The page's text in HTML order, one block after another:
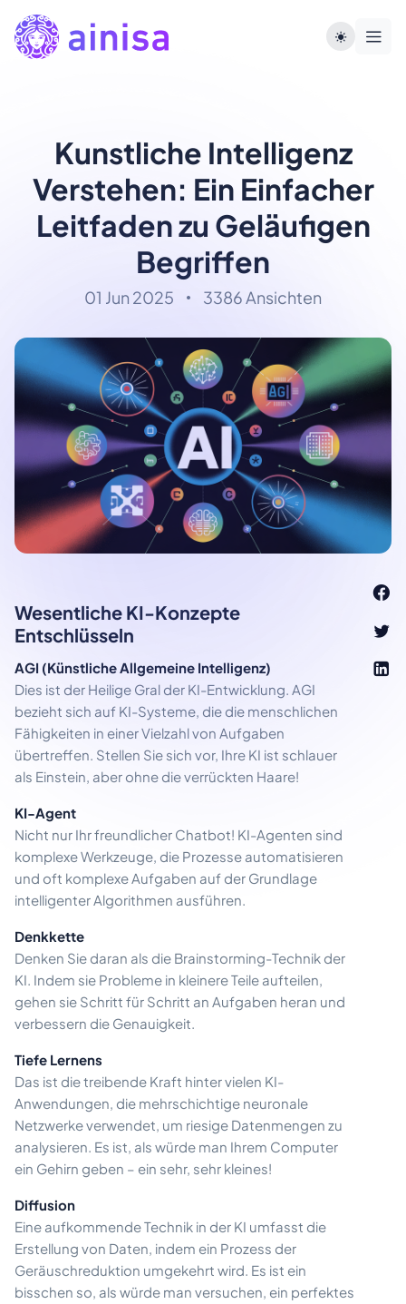
Kunstliche Intelligenz
Verstehen: Ein Einfacher
Leitfaden zu Geläufigen
Begriffen
01 Jun 2025 3386 Ansichten
Wesentliche KI-Konzepte
Entschlüsseln
AGI (Künstliche Allgemeine Intelligenz)
Dies ist der Heilige Gral der KI-Entwicklung. AGI
bezieht sich auf KI-Systeme, die die menschlichen
Fähigkeiten in einer Vielzahl von Aufgaben
übertreffen. Stellen Sie sich vor, Ihre KI ist schlauer
als Einstein, aber ohne die verrückten Haare!
KI-Agent
Nicht nur Ihr freundlicher Chatbot! KI-Agenten sind
komplexe Werkzeuge, die Prozesse automatisieren
und oft komplexe Aufgaben auf der Grundlage
intelligenter Algorithmen ausführen.
Denkkette
Denken Sie daran als die Brainstorming-Technik der
KI. Indem sie Probleme in kleinere Teile aufteilen,
gehen sie Schritt für Schritt an Aufgaben heran und
verbessern die Genauigkeit.
Tiefe Lernens
Das ist die treibende Kraft hinter vielen KI-
Anwendungen, die mehrschichtige neuronale
Netzwerke verwendet, um riesige Datenmengen zu
analysieren. Es ist, als würde man Ihrem Computer
ein Gehirn geben – ein sehr, sehr kleines!
Diffusion
Eine aufkommende Technik in der KI umfasst die
Erstellung von Daten, indem ein Prozess der
Geräuschreduktion umgekehrt wird. Es ist ein
bisschen so, als würde man versuchen, ein perfektes